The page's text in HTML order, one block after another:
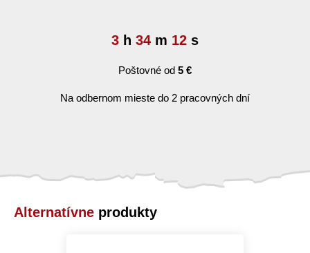
3 h34 m 11s
Poštovné od 5 €
Na odbernom mieste do 2 pracovných dní
Alternatívne produkty